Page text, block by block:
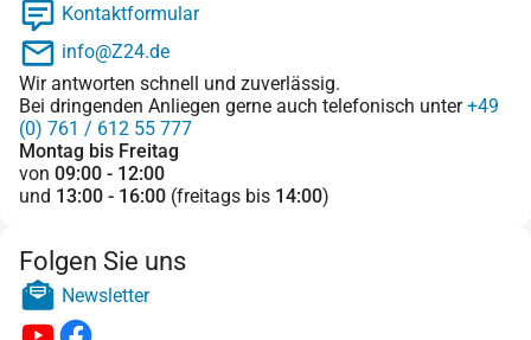
Kontaktformular
info@Z24.de
Wir antworten schnell und zuverlässig.
Bei dringenden Anliegen gerne auch telefonisch unter+49
(0) 761 / 612 55 777
Montag bis Freitag
von 09:00 - 12:00
und 13:00 - 16:00 (freitags bis 14:00)
Folgen Sie uns
Newsletter